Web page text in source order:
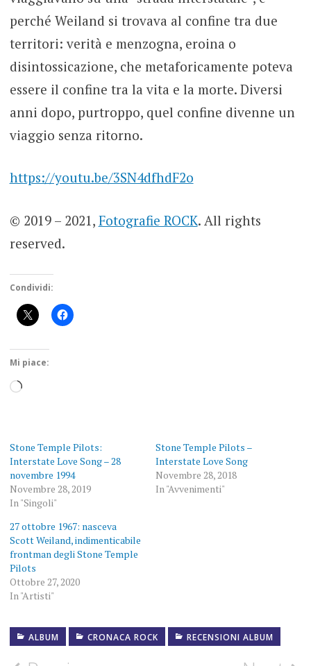
perché Weiland si trovava al confine tra due
territori: verità e menzogna, eroina o
disintossicazione, che metaforicamente poteva
essere il confine tra la vita e la morte. Diversi
anni dopo, purtroppo, quel confine divenne un
viaggio senza ritorno.
https://youtu.be/3SN4dfhdF2o
© 2019 – 2021, Fotografie ROCK. All rights
reserved.
Condividi:
Mi piace:
Caricamento
Stone Temple Pilots:
Interstate Love Song – 28
novembre 1994
Novembre 28, 2019
In "Singoli"
Stone Temple Pilots –
Interstate Love Song
Novembre 28, 2018
In "Avvenimenti"
27 ottobre 1967: nasceva
Scott Weiland, indimenticabile
frontman degli Stone Temple
Pilots
Ottobre 27, 2020
In "Artisti"
ALBUM CRONACA ROCK
RECENSIONI ALBUM
1994